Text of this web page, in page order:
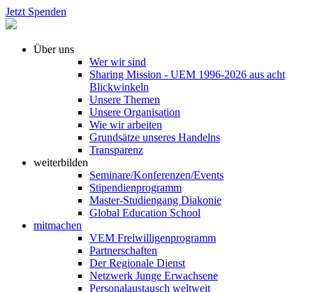
Jetzt Spenden
Über uns
Wer wir sind
Sharing Mission - UEM 1996-2026 aus acht
Blickwinkeln
Unsere Themen
Unsere Organisation
Wie wir arbeiten
Grundsätze unseres Handelns
Transparenz
weiterbilden
Seminare/Konferenzen/Events
Stipendienprogramm
Master-Studiengang Diakonie
Global Education School
mitmachen
VEM Freiwilligenprogramm
Partnerschaften
Der Regionale Dienst
Netzwerk Junge Erwachsene
Personalaustausch weltweit